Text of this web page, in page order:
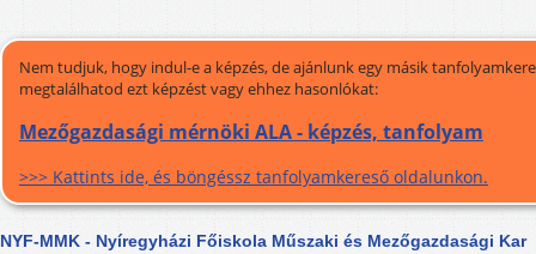
Nem tudjuk, hogy indul-e a képzés, de ajánlunk egy másik
megtalálhatod ezt képzést vagy ehhez hasonlókat:
Mezőgazdasági mérnöki ALA - képzés, tanfolyam
>>> Kattints ide, és böngéssz tanfolyamkereső oldalunkon.
NYF-MMK - Nyíregyházi Főiskola Műszaki és Mezőgazdasági Kar